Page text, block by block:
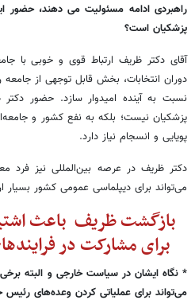
راهبردی ادامه مسئولیت می دهند، حضور
پزشکیان است؟
آقای دکتر ظریف ارتباط قوی و خوبی با
دوران انتخابات، بخش قابل توجهی از
نسبت به آینده امیدوار سازد. حضور
پزشکیان نیست؛ بلکه به نفع کشور و
پویایی و انسجام نیاز دارد.
دکتر ظریف در عرصه بین‌المللی نیز فرد
می‌تواند برای دیپلماسی عمومی کشور
بازگشت ظریف باعث
برای مشارکت در
* نگاه ایشان در سیاست خارجی و البته
می‌تواند برای عملیاتی کردن وعده‌های